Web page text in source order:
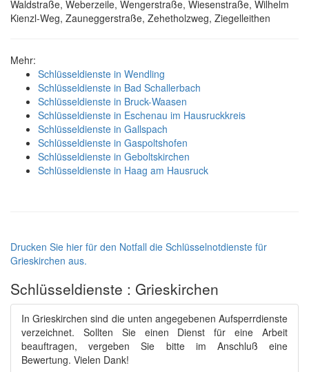
Waldstraße, Weberzeile, Wengerstraße, Wiesenstraße, Wilhelm
Kienzl-Weg, Zauneggerstraße, Zehetholzweg, Ziegelleithen
Mehr:
Schlüsseldienste in Wendling
Schlüsseldienste in Bad Schallerbach
Schlüsseldienste in Bruck-Waasen
Schlüsseldienste in Eschenau im Hausruckkreis
Schlüsseldienste in Gallspach
Schlüsseldienste in Gaspoltshofen
Schlüsseldienste in Geboltskirchen
Schlüsseldienste in Haag am Hausruck
Drucken Sie hier für den Notfall die Schlüsselnotdienste für
Grieskirchen aus.
Schlüsseldienste : Grieskirchen
In Grieskirchen sind die unten angegebenen Aufsperrdienste
verzeichnet. Sollten Sie einen Dienst für eine Arbeit
beauftragen, vergeben Sie bitte im Anschluß eine
Bewertung. Vielen Dank!